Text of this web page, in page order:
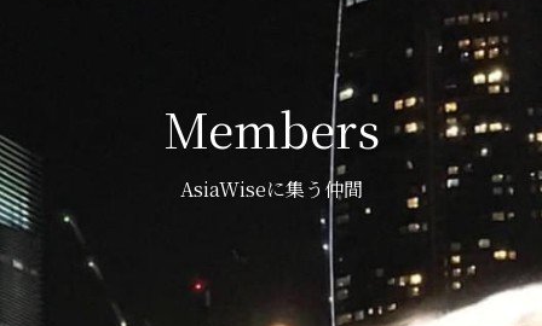
Members
AsiaWiseに集う仲間